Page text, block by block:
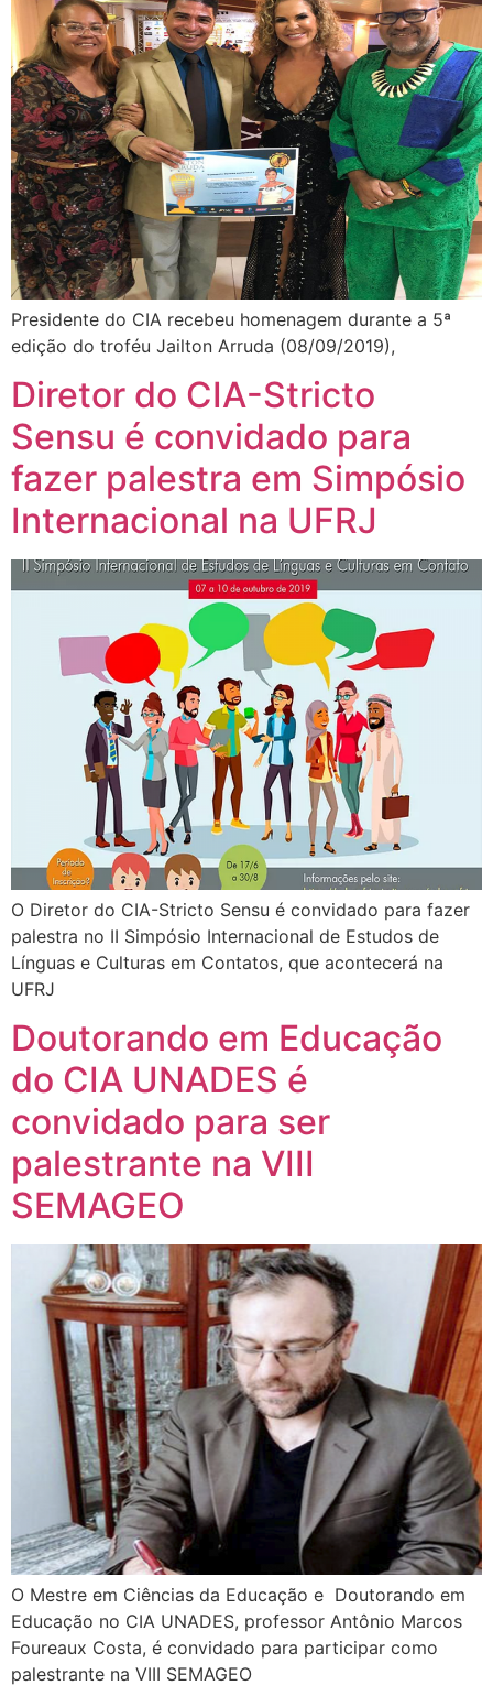
Presidente do CIA recebeu homenagem durante a 5ª
edição do troféu Jailton Arruda (08/09/2019),
Diretor do CIA-Stricto
Sensu é convidado para
fazer palestra em Simpósio
Internacional na UFRJ
O Diretor do CIA-Stricto Sensu é convidado para fazer
palestra no II Simpósio Internacional de Estudos de
Línguas e Culturas em Contatos, que acontecerá na
UFRJ
Doutorando em Educação
do CIA UNADES é
convidado para ser
palestrante na VIII
SEMAGEO
O Mestre em Ciências da Educação e Doutorando em
Educação no CIA UNADES, professor Antônio Marcos
Foureaux Costa, é convidado para participar como
palestrante na VIII SEMAGEO